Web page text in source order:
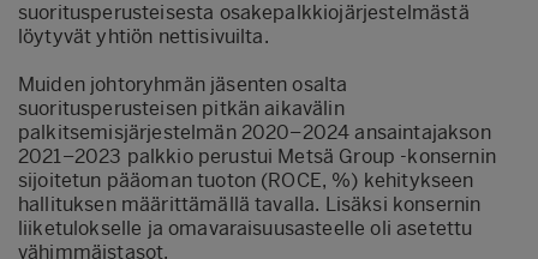
suoritusperusteisesta osakepalkkiojärjestelmästä
löytyvät yhtiön nettisivuilta.
Muiden johtoryhmän jäsenten osalta
suoritusperusteisen pitkän aikavälin
palkitsemisjärjestelmän 2020–2024 ansaintajakson
2021–2023 palkkio perustui Metsä Group -konsernin
sijoitetun pääoman tuoton (ROCE, %) kehitykseen
hallituksen määrittämällä tavalla. Lisäksi konsernin
liiketulokselle ja omavaraisuusasteelle oli asetettu
vähimmäistasot.